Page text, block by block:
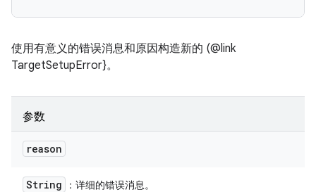
使用有意义的错误消息和原因构造新的 (@link
TargetSetupError}。
参数
reason
String ：详细的错误消息。